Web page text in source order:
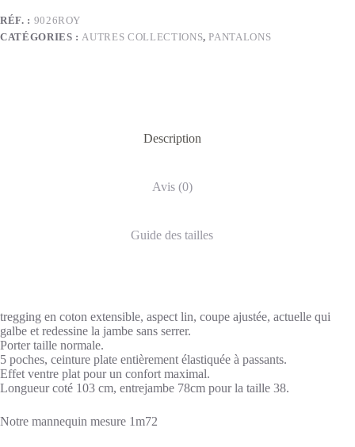
RÉF. : 9026ROY
CATÉGORIES : AUTRES COLLECTIONS,PANTALONS
Description
Avis (0)
Guide des tailles
tregging en coton extensible, aspect lin, coupe ajustée, actuelle qui
galbe et redessine la jambe sans serrer.
Porter taille normale.
5 poches, ceinture plate entièrement élastiquée à passants.
Effet ventre plat pour un confort maximal.
Longueur coté 103 cm, entrejambe 78cm pour la taille 38.
Notre mannequin mesure 1m72